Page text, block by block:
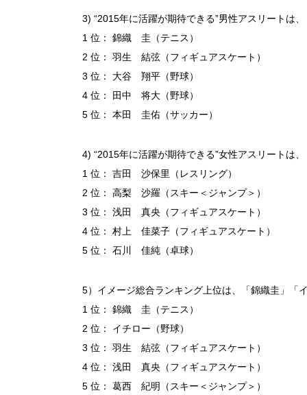
3) “2015年に活躍が期待できる”男性アスリートは
1 位： 錦織 圭（テニス）
2 位： 羽生 結弦（フィギュアスケート）
3 位： 大谷 翔平（野球）
4 位： 田中 将大（野球）
5 位： 本田 圭佑（サッカー）
4) “2015年に活躍が期待できる”女性アスリートは
1 位： 吉田 沙保里（レスリング）
2 位： 高梨 沙羅（スキー＜ジャンプ＞）
3 位： 浅田 真央（フィギュアスケート）
4 位： 村上 佳菜子（フィギュアスケート）
5 位： 石川 佳純（卓球）
5）イメージ総合ランキング上位は、「錦織圭」「
1 位： 錦織 圭（テニス）
2 位： イチロー（野球）
3 位： 羽生 結弦（フィギュアスケート）
4 位： 浅田 真央（フィギュアスケート）
5 位： 葛西 紀明（スキー＜ジャンプ＞）